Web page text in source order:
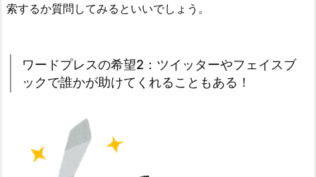
索するか質問してみるといいでしょう。
ワードプレスの希望2：ツイッターやフェイスブ
ックで誰かが助けてくれることもある！